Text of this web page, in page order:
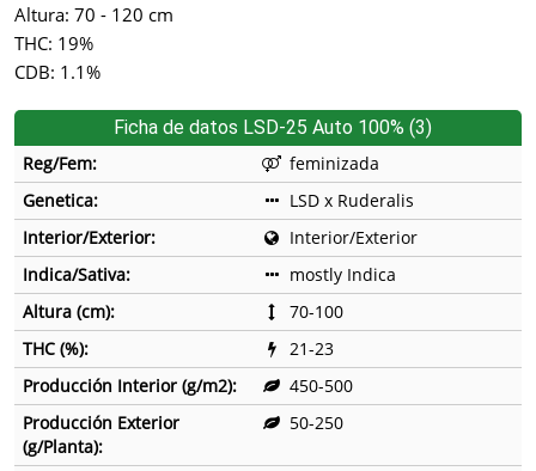
Altura: 70 - 120 cm
THC: 19%
CDB: 1.1%
Ficha de datos LSD-25 Auto 100% (3)
Reg/Fem:
feminizada
Genetica:
LSD x Ruderalis
Interior/Exterior:
Interior/Exterior
Indica/Sativa:
mostly Indica
Altura (cm):
70-100
THC (%):
21-23
Producción Interior (g/m2):
450-500
Producción Exterior
(g/Planta):
50-250